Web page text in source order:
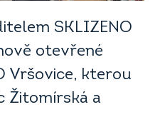
SKLIZENO
otevřené
Vršovice, kterou
Žitomírská a